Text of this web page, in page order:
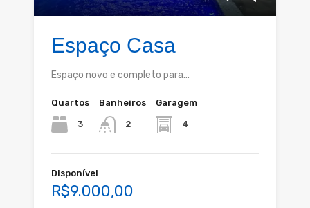
Espaço Casa
Espaço novo e completo para…
Quartos
3
Banheiros
2
Garagem
4
Disponível
R$9.000,00